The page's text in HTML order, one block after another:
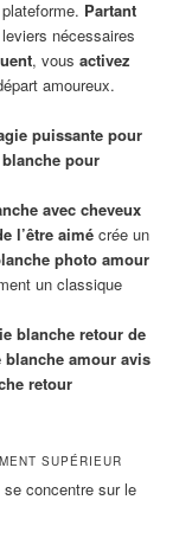
Partant
nécessaires
, vousactivez
amoureux.
puissante pour
pour
avec cheveux
l’être aimécrée un
photo amour
un classique
blanche retour de
blanche amour avis
retour
SUPÉRIEUR
se concentre sur le